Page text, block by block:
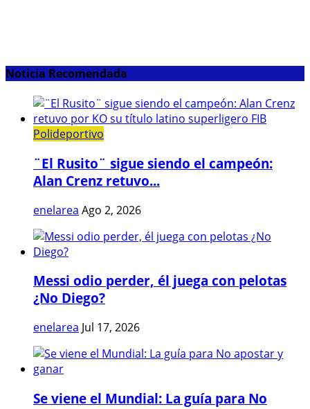
Noticia Recomendada
Polideportivo
¨El Rusito¨ sigue siendo el campeón:
Alan Crenz retuvo...
enelarea Ago 2, 2026
Messi odio perder, él juega con pelotas
¿No Diego?
enelarea Jul 17, 2026
Se viene el Mundial: La guía para No